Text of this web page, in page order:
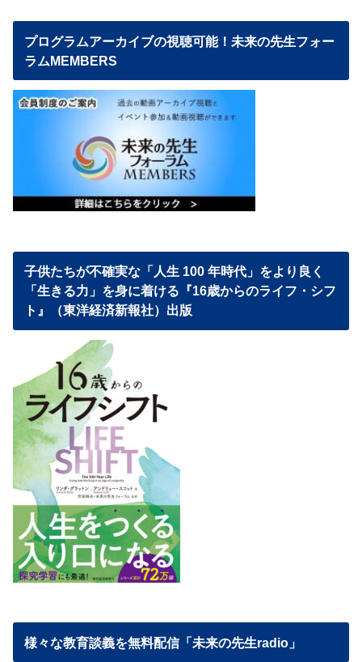
プログラムアーカイブの視聴可能！未来の先生フォー
ラムMEMBERS
子供たちが不確実な「人生 100 年時代」をより良く
「生きる力」を身に着ける『16歳からのライフ・シフ
ト』（東洋経済新報社）出版
様々な教育談義を無料配信「未来の先生radio」